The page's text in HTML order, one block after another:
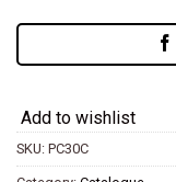
Add to wishlist
SKU: PC30C